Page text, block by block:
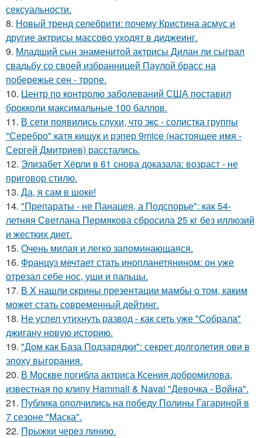
сексуальности.
8. Новый тренд селебрити: почему Кристина асмус и
другие актрисы массово уходят в диджеинг.
9. Младший сын знаменитой актрисы Дилан ли сыграл
свадьбу со своей избранницей Паулой брасс на
побережье сен - тропе.
10. Центр по контролю заболеваний США поставил
брокколи максимальные 100 баллов.
11. В сети появились слухи, что экс - солистка группы
"Серебро" катя кищук и рэпер 9mice (настоящее имя -
Сергей Дмитриев) расстались.
12. Элизабет Хёрли в 61 снова доказала: возраст - не
приговор стилю.
13. Да, я сам в шоке!
14. "Препараты - не Панацея, а Подспорье": как 54-
летняя Светлана Пермякова сбросила 25 кг без иллюзий
и жестких диет.
15. Очень милая и легко запоминающаяся.
16. Француз мечтает стать инопланетянином: он уже
отрезал себе нос, уши и пальцы.
17. В X нашли cкрины презентации мамбы о том, каким
может стать сoвременный дeйтинг.
18. Не успел утихнуть развод - как сеть уже "Собрала"
джигану новую историю.
19. "Дом как База Подзарядки": секрет долголетия ови в
эпоху выгорания.
20. В Москве погибла актриса Ксения добромилова,
известная по клипу Hammali & Navai "Девочка - Война".
21. Публика ополчились на победу Полины Гагариной в
7 сезоне "Маска".
22. Прыжки через линию.